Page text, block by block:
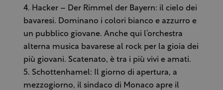
4. Hacker – Der Rimmel der Bayern: il cielo dei
bavaresi. Dominano i colori bianco e azzurro e
un pubblico giovane. Anche qui l’orchestra
alterna musica bavarese al rock per la gioia dei
più giovani. Scatenato, è tra i più vivi e amati.
5. Schottenhamel: Il giorno di apertura, a
mezzogiorno, il sindaco di Monaco apre il